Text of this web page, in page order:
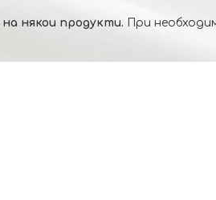
някои продукти. При